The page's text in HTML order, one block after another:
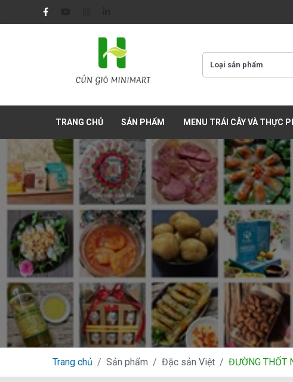
TRANG CHỦ SẢN PHẨM MENU TRÁI CÂY VÀ THỰC
Trang chủ Sản phẩm Đặc sản Việt ĐƯỜNG THỐT